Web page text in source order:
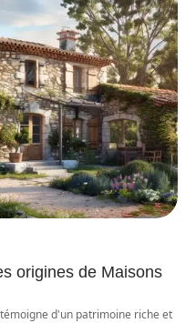
origines de Maisons
d'un patrimoine riche et